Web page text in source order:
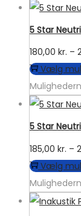
5 Star
180,00 kr. –
Vælg
5 Star
185,00 kr. –
Vælg